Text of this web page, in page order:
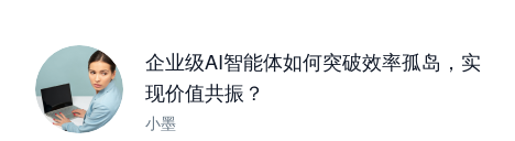
企业级AI智能体如何突破效率孤岛，实
现价值共振？
小墨